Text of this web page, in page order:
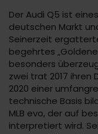
Der Audi Q5 ist
deutschen Markt
Seinerzeit
begehrtes
besonders
zwei trat 2017 ihren
2020 einer
technische Basis
MLB evo, der auf
interpretiert wird.